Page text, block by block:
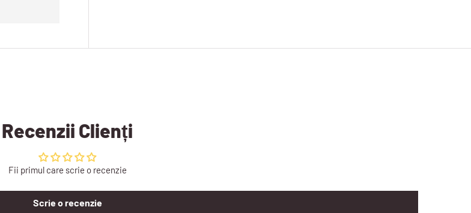
Recenzii Clienți
Fii primul care scrie o recenzie
Scrie o recenzie